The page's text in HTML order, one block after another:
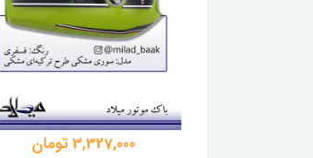
3,327,000 تومان